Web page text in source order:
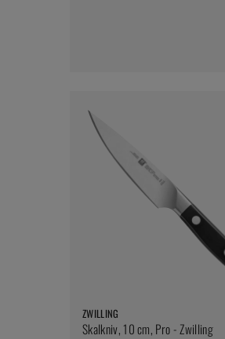
ZWILLING
Skalkniv, 10 cm, Pro - Zwilling